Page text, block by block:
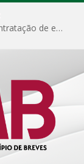
DISPENSA DE LICITAÇÃO Nº 003/2026 ( Contratação de empresa para fornecimento de gêneros alimentícios não perecíveis, materiais de expediente, descartáveis, copa e cozinha, para análise e posterior publicação.)